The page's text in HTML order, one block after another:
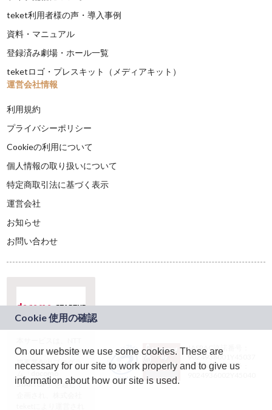
teket利用者様の声・導入事例
資料・マニュアル
登録済み劇場・ホール一覧
teketロゴ・プレスキット（メディアキット）
運営会社情報
利用規約
プライバシーポリシー
Cookieの利用について
個人情報の取り扱いについて
特定商取引法に基づく表示
運営会社
お知らせ
お問い合わせ
ドコモグループの新
規事業創出プログラ
ム「docomo
STARTUP」を通じて
JASRAC許諾番号：
9024936001Y45037
JASRAC許諾番号：
On our website we use some cookies. These are
necessary for our site to work properly and to give us
information about how our site is used.